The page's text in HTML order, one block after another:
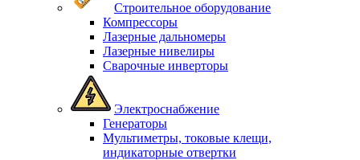
Строительное оборудование
Компрессоры
Лазерные дальномеры
Лазерные нивелиры
Сварочные инверторы
Электроснабжение
Генераторы
Мультиметры, токовые клещи,
индикаторные отвертки